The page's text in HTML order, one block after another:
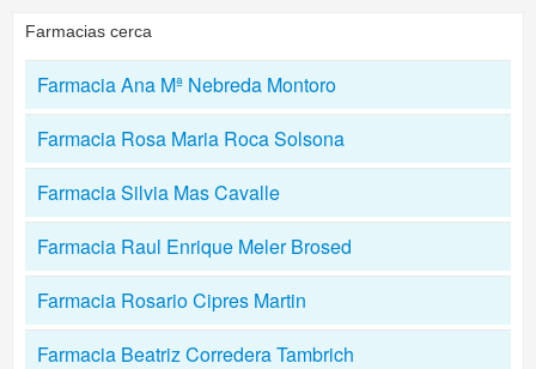
Farmacias cerca
Farmacia Ana Mª Nebreda Montoro
Farmacia Rosa Maria Roca Solsona
Farmacia Silvia Mas Cavalle
Farmacia Raul Enrique Meler Brosed
Farmacia Rosario Cipres Martin
Farmacia Beatriz Corredera Tambrich